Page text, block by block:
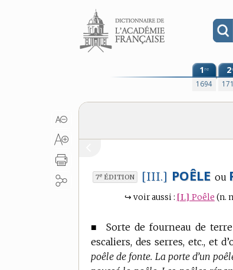
Aller au contenu
1re
1694
2
7e ÉDITION [III.] POÊLE ou
↪ voir aussi : [I.] Poêle (n.
■Sorte de fourneau de
escaliers, des serres, etc., et
poêle de fonte. La porte d’un